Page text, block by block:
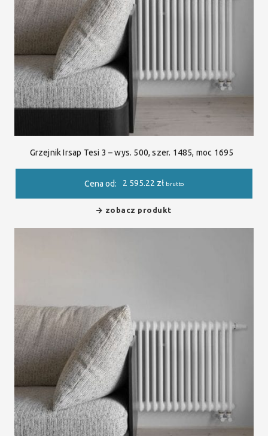
Grzejnik Irsap Tesi 3 – wys. 500, szer. 1485, moc 1695
Cena od: 2 595.22 zł brutto
zobacz produkt